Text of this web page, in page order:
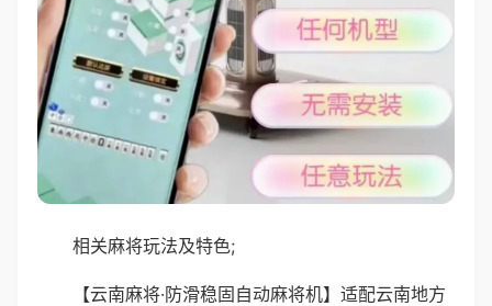
相关麻将玩法及特色;
【云南麻将·防滑稳固自动麻将机】适配云南地方